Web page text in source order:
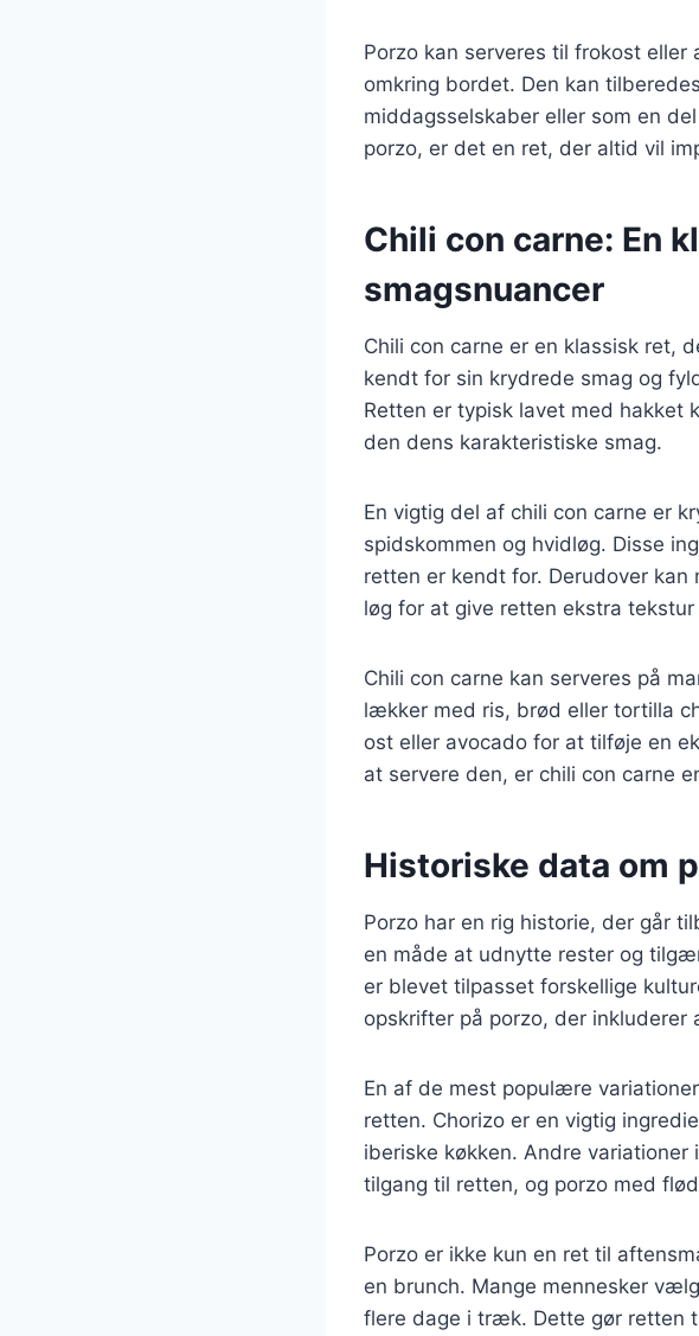
Porzo kan serveres til frokost
omkring bordet. Den kan
middagsselskaber eller som en
porzo, er det en ret, der altid vil
Chili con carne: En
smagsnuancer
Chili con carne er en klassisk ret,
kendt for sin krydrede smag og
Retten er typisk lavet med hakket
den dens karakteristiske smag.
En vigtig del af chili con carne er
spidskommen og hvidløg. Disse
retten er kendt for. Derudover
løg for at give retten ekstra tekstur
Chili con carne kan serveres på
lækker med ris, brød eller tortilla
ost eller avocado for at tilføje en
at servere den, er chili con carne
Historiske data om
Porzo har en rig historie, der går
en måde at udnytte rester og
er blevet tilpasset forskellige
opskrifter på porzo, der
En af de mest populære
retten. Chorizo er en vigtig
iberiske køkken. Andre
tilgang til retten, og porzo med
Porzo er ikke kun en ret til
en brunch. Mange mennesker
flere dage i træk. Dette gør retten